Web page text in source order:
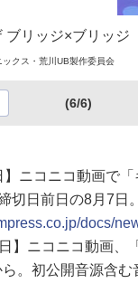
ブリッジ×ブリッジ
クス・荒川UB製作委員会
(6/6)
】ニコニコ動画で
切日前日の8月7日
docs/
】ニコニコ動画
。初公開音源含む